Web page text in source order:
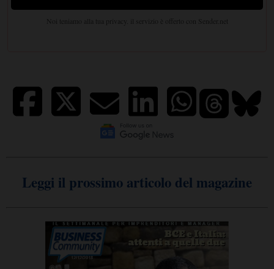
Leggi il prossimo articolo del magazine